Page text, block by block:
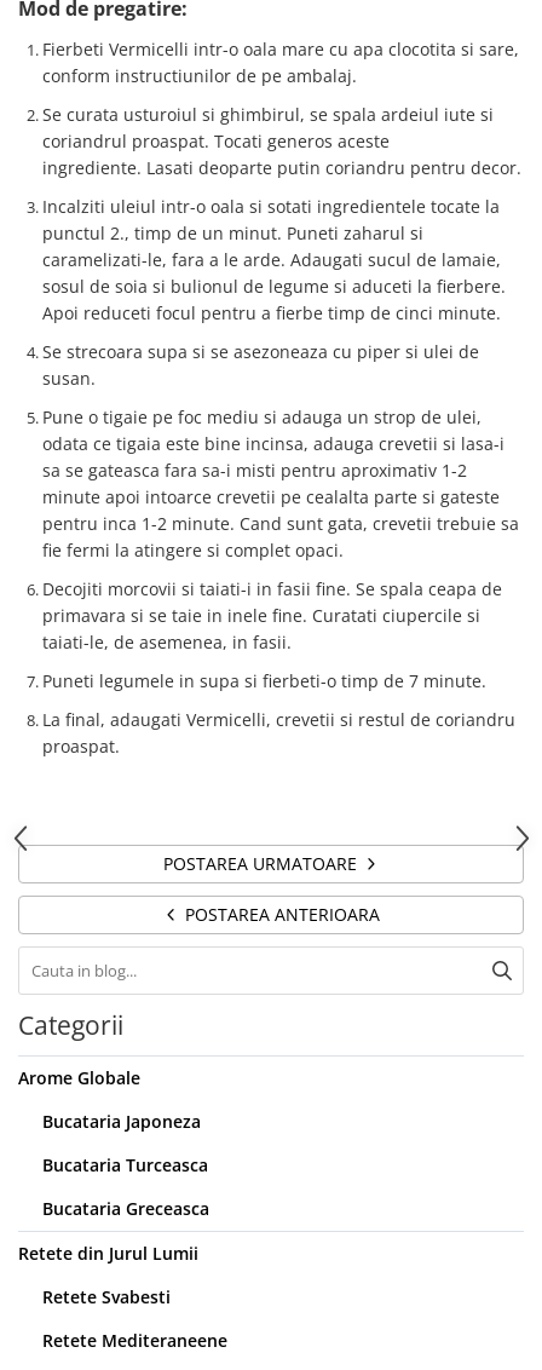
Mod de pregatire:
Fierbeti Vermicelli intr-o oala mare cu apa clocotita si sare,
conform instructiunilor de pe ambalaj.
Se curata usturoiul si ghimbirul, se spala ardeiul iute si
coriandrul proaspat. Tocati generos aceste
ingrediente. Lasati deoparte putin coriandru pentru decor.
Incalziti uleiul intr-o oala si sotati ingredientele tocate la
punctul 2., timp de un minut. Puneti zaharul si
caramelizati-le, fara a le arde. Adaugati sucul de lamaie,
sosul de soia si bulionul de legume si aduceti la fierbere.
Apoi reduceti focul pentru a fierbe timp de cinci minute.
Se strecoara supa si se asezoneaza cu piper si ulei de
susan.
Pune o tigaie pe foc mediu si adauga un strop de ulei,
odata ce tigaia este bine incinsa, adauga crevetii si lasa-i
sa se gateasca fara sa-i misti pentru aproximativ 1-2
minute apoi intoarce crevetii pe cealalta parte si gateste
pentru inca 1-2 minute. Cand sunt gata, crevetii trebuie sa
fie fermi la atingere si complet opaci.
Decojiti morcovii si taiati-i in fasii fine. Se spala ceapa de
primavara si se taie in inele fine. Curatati ciupercile si
taiati-le, de asemenea, in fasii.
Puneti legumele in supa si fierbeti-o timp de 7 minute.
La final, adaugati Vermicelli, crevetii si restul de coriandru
proaspat.
POSTAREA URMATOARE
POSTAREA ANTERIOARA
Categorii
Arome Globale
Bucataria Japoneza
Bucataria Turceasca
Bucataria Greceasca
Retete din Jurul Lumii
Retete Svabesti
Retete Mediteraneene